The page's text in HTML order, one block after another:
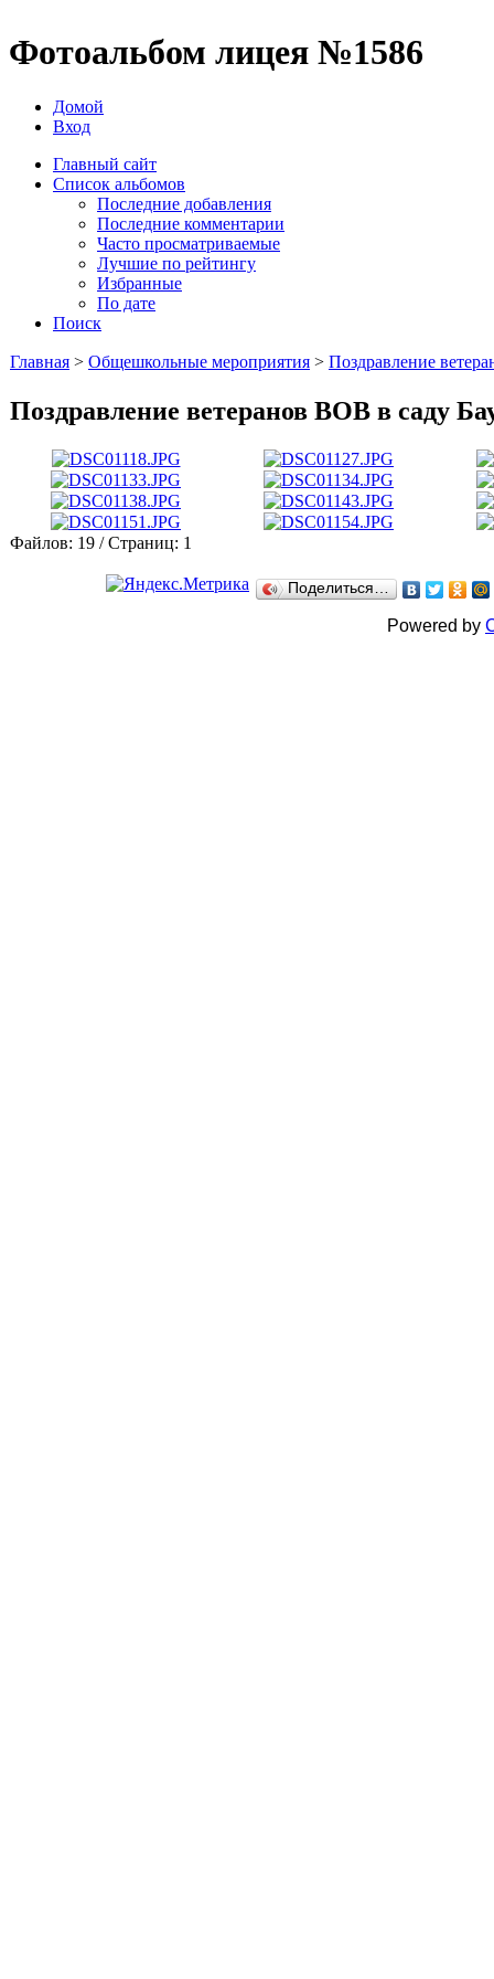
Фотоальбом лицея №1586
Домой
Вход
Главный сайт
Список альбомов
Последние добавления
Последние комментарии
Часто просматриваемые
Лучшие по рейтингу
Избранные
По дате
Поиск
Главная > Общешкольные мероприятия > Поздравление
Поздравление ветеранов ВОВ в саду
Файлов: 19 / Страниц: 1
Поделиться…
Powered by